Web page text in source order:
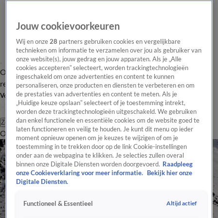
Overzicht Laatste nieuws Regionieuws Het beste van Hart
Tip de
redactie
Volg Hart van Nederland
Zoeken
OverzichtRegioUitzendingenWeerTip de redactiePanelVideo's
Jouw cookievoorkeuren
Wij en onze28 partners gebruiken cookies en vergelijkbare
technieken om informatie te verzamelen over jou als gebruiker van
onze website(s), jouw gedrag en jouw apparaten. Als je „Alle
cookies accepteren” selecteert, worden trackingtechnologieën
ingeschakeld om onze advertenties en content te kunnen
personaliseren, onze producten en diensten te verbeteren en om
de prestaties van advertenties en content te meten. Als je
„Huidige keuze opslaan” selecteert of je toestemming intrekt,
worden deze trackingtechnologieën uitgeschakeld. We gebruiken
dan enkel functionele en essentiële cookies om de website goed te
laten functioneren en veilig te houden. Je kunt dit menu op ieder
moment opnieuw openen om je keuzes te wijzigen of om je
toestemming in te trekken door op de link Cookie-instellingen
onder aan de webpagina te klikken. Je selecties zullen overal
binnen onze Digitale Diensten worden doorgevoerd. Raadpleeg
onze Cookieverklaring voor meer informatie.
Bekijk hier onze
Digitale Diensten.
Functioneel & Essentieel Altijd actief